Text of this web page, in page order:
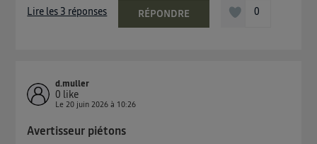
Lire les 3 réponses RÉPONDRE 0
d.muller
0 like
Le20 juin 2026 à 10:26
Avertisseur piétons